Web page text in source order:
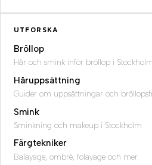
UTFORSKA
Bröllop
Hår och smink inför bröllop i
Håruppsättning
Guider om uppsättningar och
Smink
Sminkning och makeup i Stockholm
Färgtekniker
Balayage, ombré, folayage och mer